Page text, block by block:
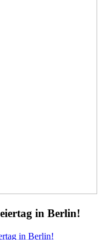
in Berlin!